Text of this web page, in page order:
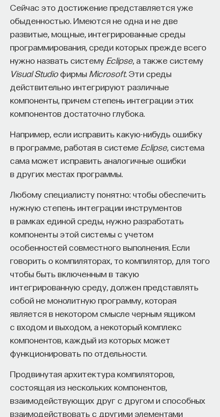
Сейчас это достижение представляется уже
обыденностью. Имеются не одна и не две
развитые, мощные, интегрированные среды
программирования, среди которых прежде всего
нужно назвать систему Eclipse, а также систему
Visual Studioфирмы Microsoft. Эти среды
действительно интегрируют различные
компоненты, причем степень интеграции этих
компонентов достаточно глубока.
Например, если исправить какую-нибудь ошибку
в программе, работая в системе Eclipse, система
сама может исправить аналогичные ошибки
в других местах программы.
Любому специалисту понятно: чтобы обеспечить
нужную степень интеграции инструментов
в рамках единой среды, нужно разработать
компоненты этой системы с учетом
особенностей совместного выполнения. Если
говорить о компиляторах, то компилятор, для того
чтобы быть включенным в такую
интегрированную среду, должен представлять
собой не монолитную программу, которая
является в некотором смысле черным ящиком
с входом и выходом, а некоторый комплекс
компонентов, каждый из которых может
функционировать по отдельности.
Продвинутая архитектура компиляторов,
состоящая из нескольких компонентов,
взаимодействующих друг с другом и способных
взаимодействовать с другими элементами
за каждой репрезентацией, которую мы видим,
за каждой медийной презентацией стоит
цифровой код, с точки зрения Мановича, является
некоторым признаком цифровой грамотности
человека. И тут нужно учитывать, что все-таки
Манович — это такой техноцентрист,
и он считает, что каждый современный человек,
который хочет не выживать, а жить, в цифровой
среде должен обладать минимальными навыками
считывания кода.
Мы с вами прекрасно понимаем, что далеко
не каждый человек в своей повседневной жизни
или вообще разбираться в этой проблематике.
Однако очевидно, что мы живем в ситуации,
когда цифры действительно обнимают нас всех,
когда цифровая среда становится средой
существования очень многих или по крайней
мере таким пространством, где решаются очень
многие вопросы — как жизненно важные,
повседневные, так и профессиональные. Поэтому
мы вынуждены сказать, что сам этот феномен,
обсуждавшийся довольно давно, а именно
цифровое неравенство, то есть неравенство
в доступе к технологиям, не очень работает.
С точки зрения статистики сейчас примерно 80%
населения Земли подключены к сетям, к онлайн-
режимам существования, и это означает, что
хотим мы того или нет, но с Мановичем
приходится согласиться: цифра действительно